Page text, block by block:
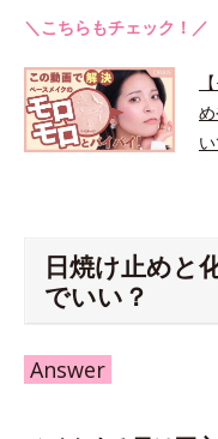
＼こちらもチェック！／
日焼け止めと
でいい？
Answer